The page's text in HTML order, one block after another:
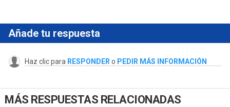
Añade tu respuesta
Haz clic para RESPONDER o PEDIR MÁS INFORMACIÓN
MÁS RESPUESTAS RELACIONADAS